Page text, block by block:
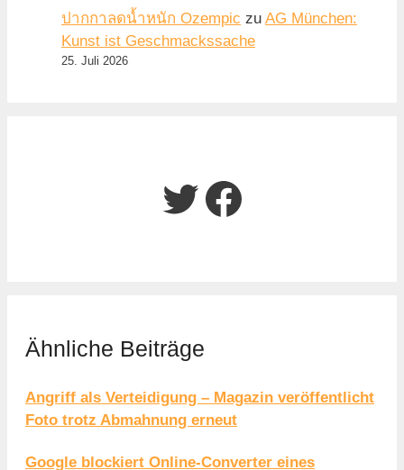
ปากกาลดน้ำหนัก Ozempic zu AG München:
Kunst ist Geschmackssache
25. Juli 2026
Twitter
Facebook
Ähnliche Beiträge
Angriff als Verteidigung – Magazin veröffentlicht
Foto trotz Abmahnung erneut
Google blockiert Online-Converter eines